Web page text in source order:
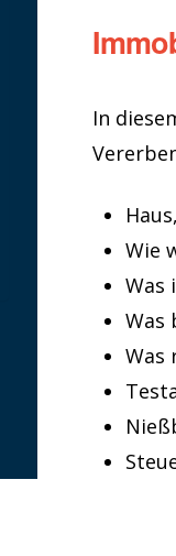
In
Wie
Was
Was
Was